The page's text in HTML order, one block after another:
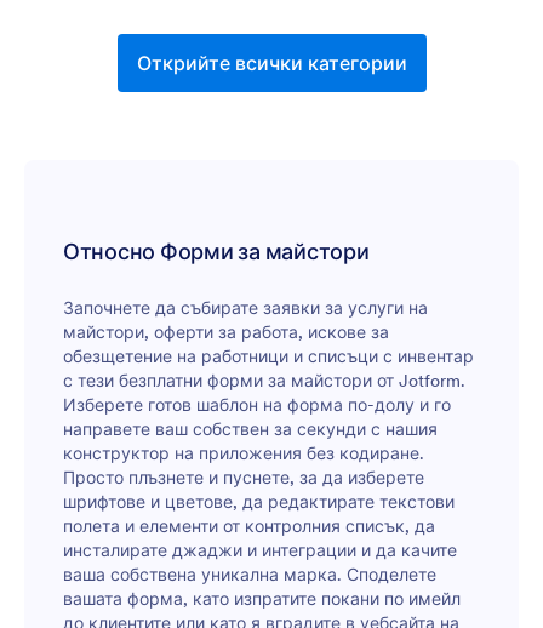
Открийте всички категории
Относно Форми за майстори
Започнете да събирате заявки за услуги на
майстори, оферти за работа, искове за
обезщетение на работници и списъци с инвентар
с тези безплатни форми за майстори от Jotform.
Изберете готов шаблон на форма по-долу и го
направете ваш собствен за секунди с нашия
конструктор на приложения без кодиране.
Просто плъзнете и пуснете, за да изберете
шрифтове и цветове, да редактирате текстови
полета и елементи от контролния списък, да
инсталирате джаджи и интеграции и да качите
ваша собствена уникална марка. Споделете
вашата форма, като изпратите покани по имейл
до клиентите или като я вградите в уебсайта на